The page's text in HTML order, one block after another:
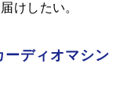
けしたい。
ーディオマシン